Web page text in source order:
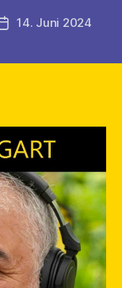
14. Juni 2024